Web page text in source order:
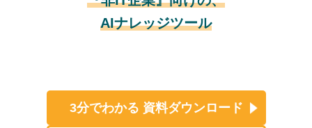
AIナレッジツール
3分でわかる 資料ダウンロード